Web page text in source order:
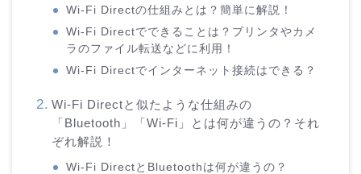
Wi-Fi Directの仕組みとは？簡単に解説！
Wi-Fi Directでできることは？プリンタやカメ
ラのファイル転送などに利用！
Wi-Fi Directでインターネット接続はできる？
Wi-Fi Directと似たような仕組みの
「Bluetooth」「Wi-Fi」とは何が違うの？それ
ぞれ解説！
Wi-Fi DirectとBluetoothは何が違うの？